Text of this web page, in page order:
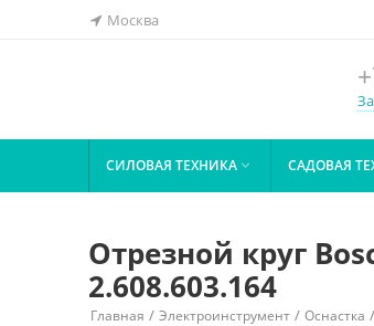
Москва
СИЛОВАЯ ТЕХНИКА  САДОВАЯ
Отрезной круг
2.608.603.164
Главная / Электроинструмент / Оснастка /